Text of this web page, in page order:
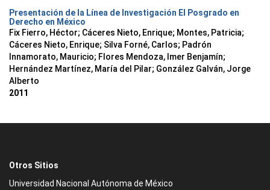
Presentación de la Línea de Investigación El Posgrado en
Derecho en México
Fix Fierro, Héctor; Cáceres Nieto, Enrique; Montes, Patricia;
Cáceres Nieto, Enrique; Silva Forné, Carlos; Padrón
Innamorato, Mauricio; Flores Mendoza, Imer Benjamín;
Hernández Martínez, María del Pilar; González Galván, Jorge
Alberto
2011
Otros Sitios
Universidad Nacional Autónoma de México